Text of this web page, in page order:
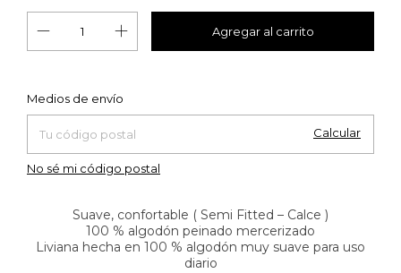
Entregas para el CP:
Medios de envío
Calcular
No sé mi código postal
Suave, confortable ( Semi Fitted – Calce )
100 % algodón peinado mercerizado
Liviana hecha en 100 % algodón muy suave para uso
diario